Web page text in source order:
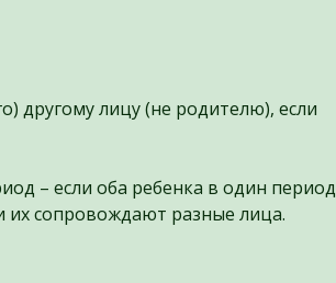
другому лицу (не родителю), если
– если оба ребенка в один период
их сопровождают разные лица.